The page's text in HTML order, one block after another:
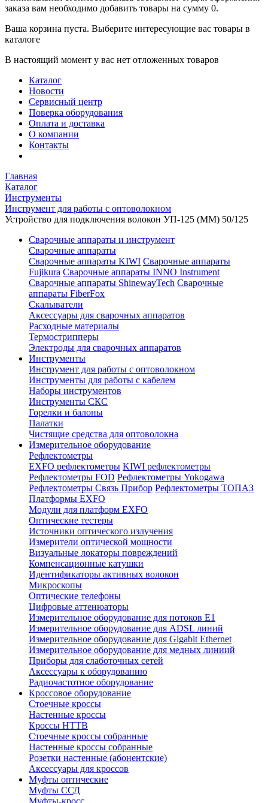
заказа вам необходимо добавить товары на сумму 0.
Ваша корзина пуста. Выберите интересующие вас товары в
каталоге
В настоящий момент у вас нет отложенных товаров
Каталог
Новости
Сервисный центр
Поверка оборудования
Оплата и доставка
О компании
Контакты
Главная
Каталог
Инструменты
Инструмент для работы с оптоволокном
Устройство для подключения волокон УП-125 (MM) 50/125
Сварочные аппараты и инструмент
Сварочные аппараты
Сварочные аппараты KIWI Сварочные аппараты
Fujikura Сварочные аппараты INNO Instrument
Сварочные аппараты ShinewayTech Cварочные
аппараты FiberFox
Скалыватели
Аксессуары для сварочных аппаратов
Расходные материалы
Термострипперы
Электроды для сварочных аппаратов
Инструменты
Инструмент для работы с оптоволокном
Инструменты для работы с кабелем
Наборы инструментов
Инструменты СКС
Горелки и балоны
Палатки
Чистящие средства для оптоволокна
Измерительное оборудование
Рефлектометры
EXFO рефлектометры KIWI рефлектометры
Рефлектометры FOD Рефлектометры Yokogawa
Рефлектометры Связь Прибор Рефлектометры ТОПАЗ
Платформы EXFO
Модули для платформ EXFO
Оптические тестеры
Источники оптического излучения
Измерители оптической мощности
Визуальные локаторы повреждений
Компенсационные катушки
Идентификаторы активных волокон
Микроскопы
Оптические телефоны
Цифровые аттенюаторы
Измерительное оборудование для потоков Е1
Измерительное оборудование для ADSL линий
Измерительное оборудование для Gigabit Ethernet
Измерительное оборудование для медных линиий
Приборы для слаботочных сетей
Аксессуары к оборудованию
Радиочастотное оборудование
Кроссовое оборудование
Стоечные кроссы
Настенные кроссы
Кроссы HTTB
Стоечные кроссы собранные
Настенные кроссы собранные
Розетки настенные (абонентские)
Аксессуары для кроссов
Муфты оптические
Муфты ССД
Муфты-кросс